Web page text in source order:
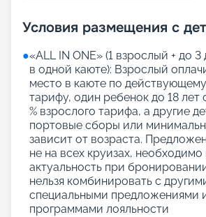
Условия размещения с
●«АLL IN ONE» (1 взрослый + до 3
в одной каюте): Взрослый
место в каюте по
тарифу, один ребенок до 18 лет
% взрослого тарифа, а другие
портовые сборы или
зависит от возраста.
не на всех круизах, необходимо
актуальность при
нельзя комбинировать с
специальными предложениями
программами лояльности